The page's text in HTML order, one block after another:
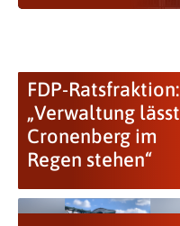
FDP-Ratsfraktion:
„Verwaltung lässt
Cronenberg im
Regen stehen“